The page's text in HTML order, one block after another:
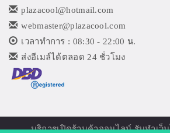
plazacool@hotmail.com
webmaster@plazacool.com
เวลาทำการ : 08:30 - 22:00 น.
ส่งอีเมล์ได้ตลอด 24 ชั่วโมง
บริการเปิดร้านค้าออนไลน์รับทำเว็